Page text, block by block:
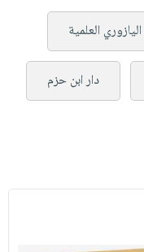
العلمية
دار ابن حزم